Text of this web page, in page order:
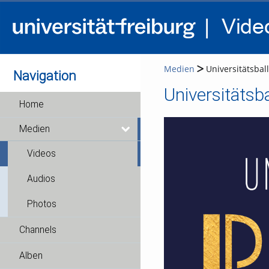
Navigation
Home
Medien
Videos
Audios
Photos
Channels
Alben
Medien